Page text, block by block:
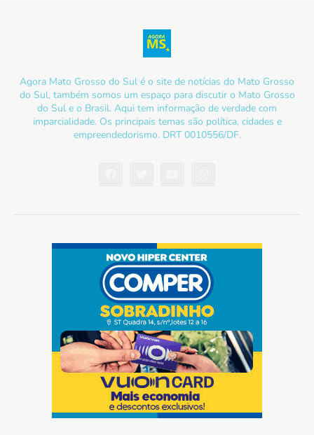
Agora Mato Grosso do Sul é o site de notícias do Mato Grosso
do Sul, também somos um espaço para discutir o Mato Grosso
do Sul e o Brasil. Aqui tem informação de verdade com
imparcialidade. Os principais temas são política, cidades e
empreendedorismo. DRT 0010556/DF.